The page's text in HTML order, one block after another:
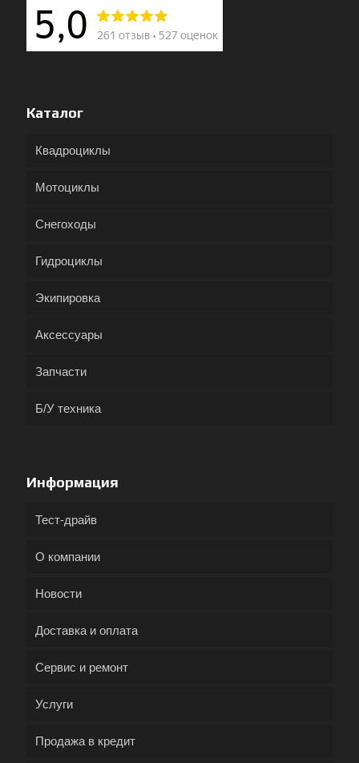
Каталог
Квадроциклы
Мотоциклы
Снегоходы
Гидроциклы
Экипировка
Аксессуары
Запчасти
Б/У техника
Информация
Тест-драйв
О компании
Новости
Доставка и оплата
Сервис и ремонт
Услуги
Продажа в кредит